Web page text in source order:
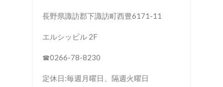
長野県諏訪郡下諏訪町西豊6171-11
エルシッビル 2F
☎︎0266-78-8230
定休日:毎週月曜日、隔週火曜日